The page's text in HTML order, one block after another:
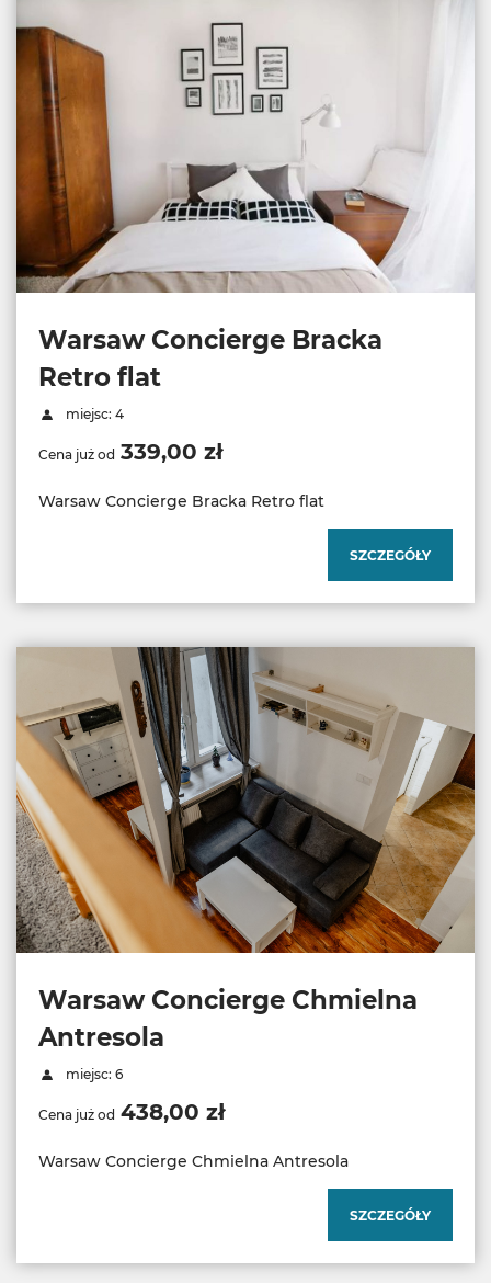
Warsaw Concierge Bracka
Retro flat
miejsc: 4
Cena już od 339,00 zł
Warsaw Concierge Bracka Retro flat
SZCZEGÓŁY
Warsaw Concierge Chmielna
Antresola
miejsc: 6
Cena już od 438,00 zł
Warsaw Concierge Chmielna Antresola
SZCZEGÓŁY